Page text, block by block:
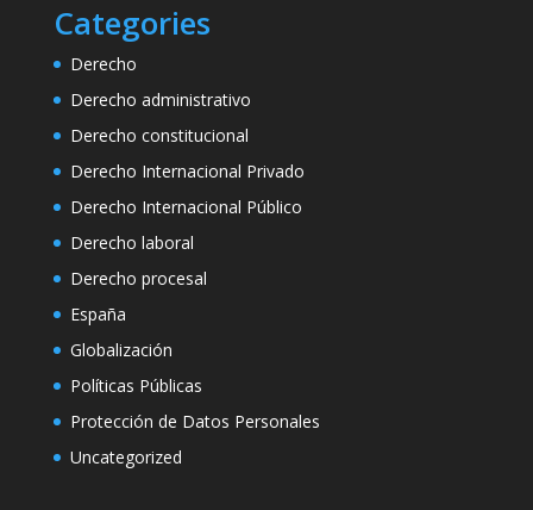
Categories
Derecho
Derecho administrativo
Derecho constitucional
Derecho Internacional Privado
Derecho Internacional Público
Derecho laboral
Derecho procesal
España
Globalización
Políticas Públicas
Protección de Datos Personales
Uncategorized